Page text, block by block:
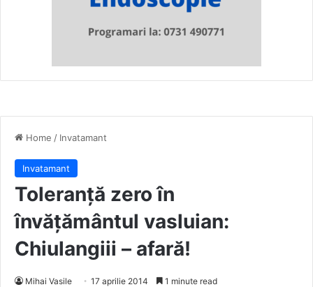
Home / Invatamant
Invatamant
Toleranță zero în
învățământul vasluian:
Chiulangiii – afară!
Mihai Vasile 17 aprilie 2014 1 minute read